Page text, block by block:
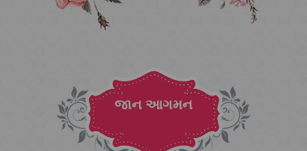
જાન આગમન